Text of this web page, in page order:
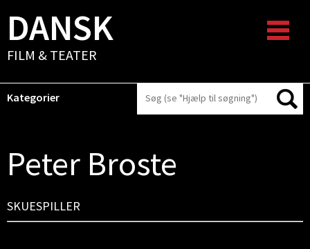
DANSK
FILM & TEATER
Kategorier
Peter Broste
SKUESPILLER